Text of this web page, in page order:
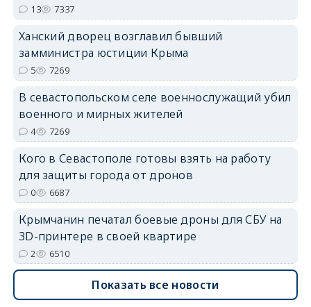
13 7337
Ханский дворец возглавил бывший
замминистра юстиции Крыма
5 7269
В севастопольском селе военнослужащий убил
военного и мирных жителей
4 7269
Кого в Севастополе готовы взять на работу
для защиты города от дронов
0 6687
Крымчанин печатал боевые дроны для СБУ на
3D-принтере в своей квартире
2 6510
Показать все новости